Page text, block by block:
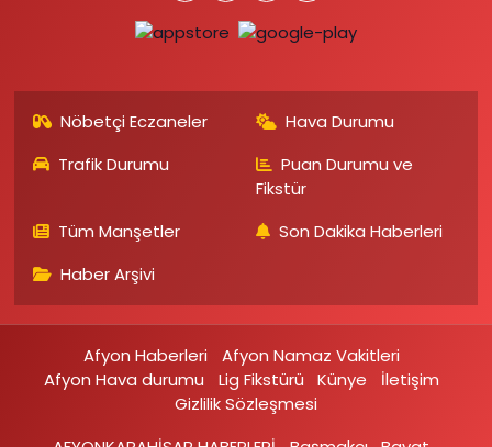
Nöbetçi Eczaneler
Hava Durumu
Trafik Durumu
Puan Durumu ve
Fikstür
Tüm Manşetler
Son Dakika Haberleri
Haber Arşivi
Afyon Haberleri
Afyon Namaz Vakitleri
Afyon Hava durumu
Lig Fikstürü Künye
İletişim
Gizlilik Sözleşmesi